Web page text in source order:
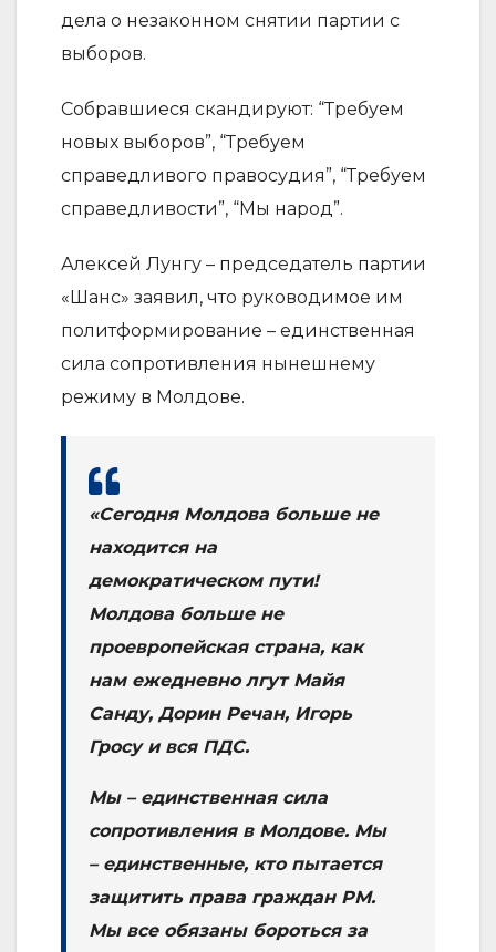
дела о незаконном снятии партии с
выборов.
Собравшиеся скандируют: “Требуем
новых выборов”, “Требуем
справедливого правосудия”, “Требуем
справедливости”, “Мы народ”.
Алексей Лунгу – председатель партии
«Шанс» заявил, что руководимое им
политформирование – единственная
сила сопротивления нынешнему
режиму в Молдове.
«Сегодня Молдова больше не
находится на
демократическом пути!
Молдова больше не
проевропейская страна, как
нам ежедневно лгут Майя
Санду, Дорин Речан, Игорь
Гросу и вся ПДС.
Мы – единственная сила
сопротивления в Молдове. Мы
– единственные, кто пытается
защитить права граждан РМ.
Мы все обязаны бороться за